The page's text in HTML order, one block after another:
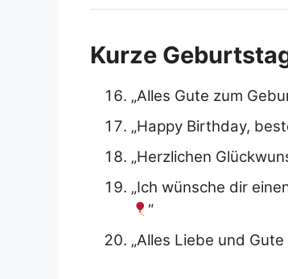
Kurze
„Alles Gute zum
„Happy Birthday,
„Herzlichen
„Ich wünsche dir
“
„Alles Liebe und